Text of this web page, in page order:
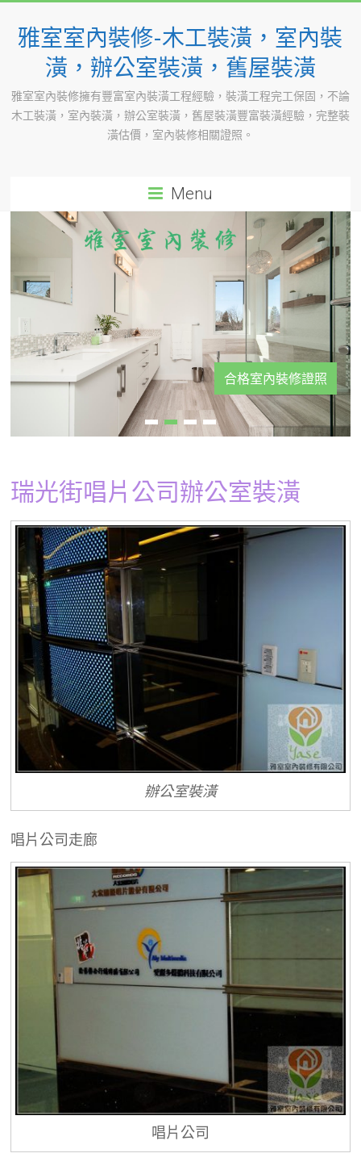
content
雅室室內裝修-木工裝潢，室內裝
潢，辦公室裝潢，舊屋裝潢
雅室室內裝修擁有豐富室內裝潢工程經驗，裝潢工程完工保固，不論
木工裝潢，室內裝潢，辦公室裝潢，舊屋裝潢豐富裝潢經驗，完整裝
潢估價，室內裝修相關證照。
Menu
合格室內裝修證照
瑞光街唱片公司辦公室裝潢
辦公室裝潢
唱片公司走廊
唱片公司